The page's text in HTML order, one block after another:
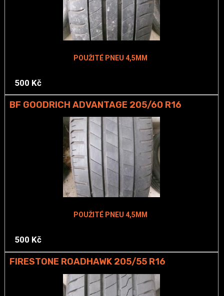
POUŽITÉ PNEU 4,5MM
500 Kč
BF GOODRICH ADVANTAGE 205/60 R16
POUŽITÉ PNEU 4,5MM
500 Kč
FIRESTONE ROADHAWK 205/55 R16